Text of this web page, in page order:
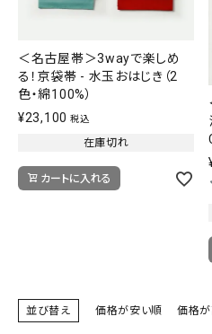
＜名古屋帯＞3wayで楽しめ
る！京袋帯 - 水玉おはじき（2
色・綿100%）
¥23,100 税込
在庫切れ
カートに入れる
並び替え 価格が安い順 価格